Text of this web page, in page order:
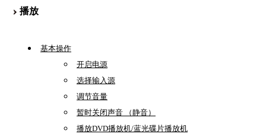
播放
基本操作
开启电源
选择输入源
调节音量
暂时关闭声音 （静音）
播放DVD播放机/蓝光碟片播放机